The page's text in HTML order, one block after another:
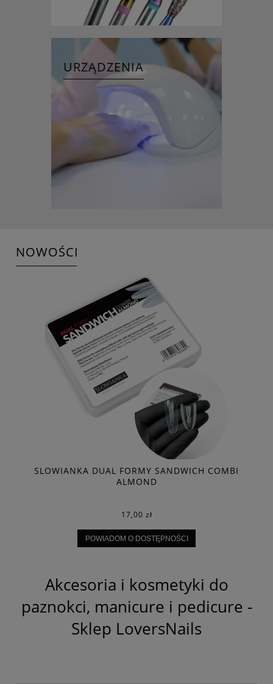
URZĄDZENIA
NOWOŚCI
SLOWIANKA DUAL FORMY SANDWICH COMBI
ALMOND
17,00 zł
POWIADOM O DOSTĘPNOŚCI
Akcesoria i kosmetyki do
paznokci, manicure i pedicure -
Sklep LoversNails